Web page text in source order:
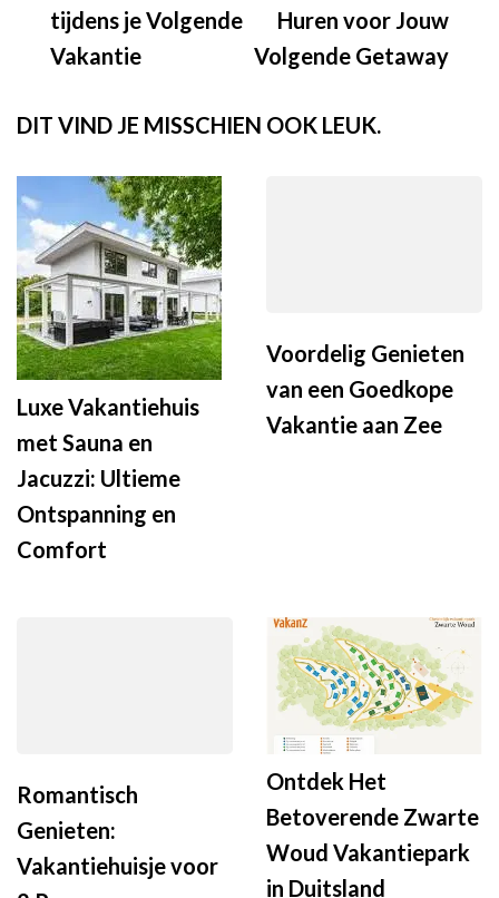
tijdens je Volgende
Vakantie
Huren voor Jouw
Volgende Getaway
DIT VIND JE MISSCHIEN OOK LEUK.
Luxe Vakantiehuis
met Sauna en
Jacuzzi: Ultieme
Ontspanning en
Comfort
Voordelig Genieten
van een Goedkope
Vakantie aan Zee
Romantisch
Genieten:
Vakantiehuisje voor
Ontdek Het
Betoverende Zwarte
Woud Vakantiepark
in Duitsland